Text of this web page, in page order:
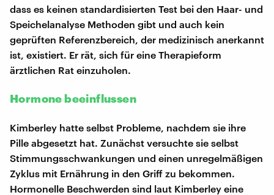
dass es keinen standardisierten Test bei den Haar- und
Speichelanalyse Methoden gibt und auch kein
geprüften Referenzbereich, der medizinisch anerkannt
ist, existiert. Er rät, sich für eine Therapieform
ärztlichen Rat einzuholen.
Hormone beeinflussen
Kimberley hatte selbst Probleme, nachdem sie ihre
Pille abgesetzt hat. Zunächst versuchte sie selbst
Stimmungsschwankungen und einen unregelmäßigen
Zyklus mit Ernährung in den Griff zu bekommen.
Hormonelle Beschwerden sind laut Kimberley eine